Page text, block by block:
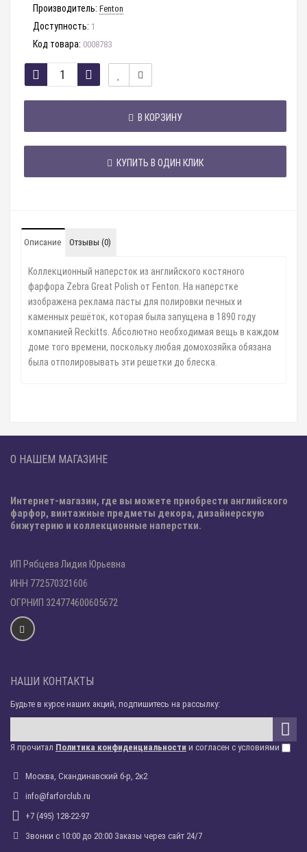
Производитель: Fenton
Доступность: 1
Код товара: 0008783
В КОРЗИНУ
КУПИТЬ В ОДИН КЛИК
Описание Отзывы (0)
Коллекционный наперсток из английского костяного
фарфора Zebra Great Polish от Fenton. На наперстке
изображена реклама пасты для полировки печных и
каменных решёток, которая была запущена в 1890 году
компанией Reckitts. Абсолютно необходимая вещь в каждом
доме того времени, поскольку любая домохозяйка обязана
была отполировывать эти решетки до блеска.
О НАШЕМ МАГАЗИНЕ
Интернет-магазин, где вы можете приобрести английского
фарфор, винтажные предметы декора, дизайнерскую
бижутерию и коллекционные наперстки.
ИП Рябцева Лидия Юрьевна
ИНН 772570321606
ОГРНИП 324774600605672
НАШИ КОНТАКТЫ
Будьте в курсе наших акций, подпишитесь на рассылку:
Я прочитал Политика конфиденциальности и согласен с условиями
Москва, Скандинавский б-р, 2к2
info@farforclub.ru
+7 (495) 128-22-97
Звонки c 10:00 до 20:00 Заказы через сайт 24/7